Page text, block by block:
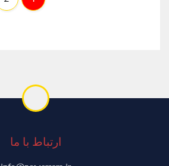
ارتباط با ما